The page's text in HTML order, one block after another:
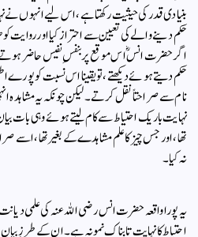
بنیادی قدر کی حیثیت رکھتا ہے، اس لیے انہوں
حکم دینے والے کی تعیین سے احتراز کیا اور روایت
اگر حضرت انسؓ اس موقع پر بنفسِ نفیس حاضر
حکم دیتے ہوئے دیکھتے، تو یقینا اس نسبت کو
نام سے صراحتاً نقل کرتے۔ لیکن چونکہ یہ
نہایت باریک احتیاط سے کام لیتے ہوئے وہی بات
تھا، اور جس چیز کا علم مشاہدے کے بغیر تھا،
نہ کیا ۔
یہ پورا واقعہ حضرت انس رضی اللہ عنہ کی علمی
احتیاط کا نہایت تابناک نمونہ ہے۔ ان کے طرزِ